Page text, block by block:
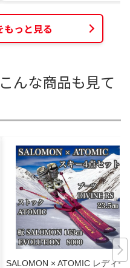
もっと見る
んな商品も見て
SALOMON × ATOMIC レディー